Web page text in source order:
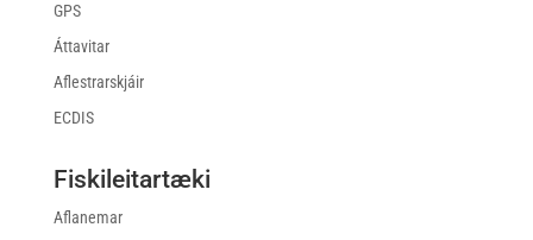
GPS
Áttavitar
Aflestrarskjáir
ECDIS
Fiskileitartæki
Aflanemar